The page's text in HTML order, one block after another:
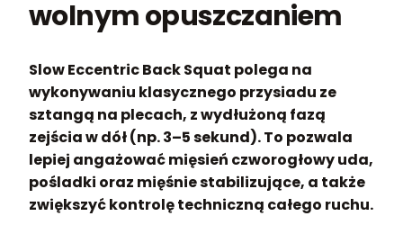
wolnym opuszczaniem
Slow Eccentric Back Squat polega na
wykonywaniu klasycznego przysiadu ze
sztangą na plecach, z wydłużoną fazą
zejścia w dół (np. 3–5 sekund). To pozwala
lepiej angażować mięsień czworogłowy uda,
pośladki oraz mięśnie stabilizujące, a także
zwiększyć kontrolę techniczną całego ruchu.